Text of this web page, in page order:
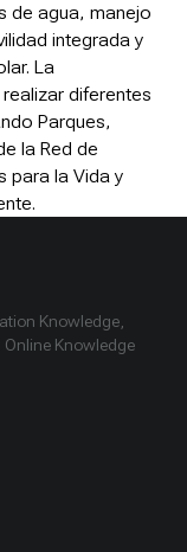
de agua, manejo
integrada y
La
diferentes
Parques,
la Red de
para la Vida y
Knowledge,
Knowledge